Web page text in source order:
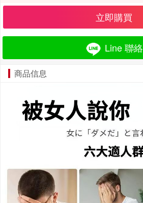
立即購買
Line 聯絡
商品信息